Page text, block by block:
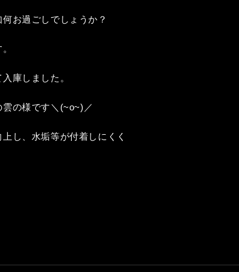
お過ごしでしょうか？
庫しました。
の様です＼(~o~)／
し、水垢等が付着しにくく